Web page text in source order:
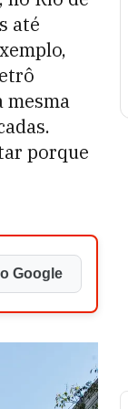
até
mesma
porque
Google